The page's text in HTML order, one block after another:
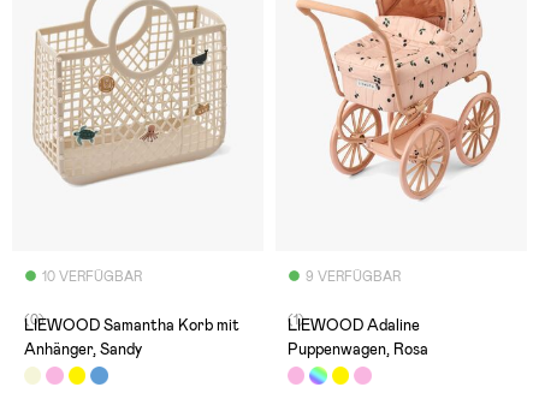
10 VERFÜGBAR
(0)
LIEWOOD Samantha Korb mit
Anhänger, Sandy
9 VERFÜGBAR
(1)
LIEWOOD Adaline
Puppenwagen, Rosa